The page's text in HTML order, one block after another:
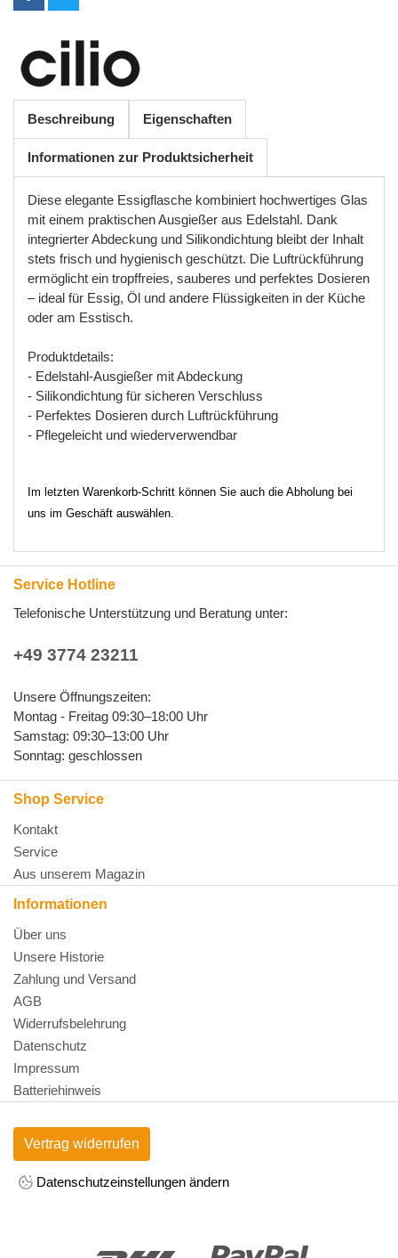
Beschreibung Eigenschaften
Informationen zur Produktsicherheit
Diese elegante Essigflasche kombiniert hochwertiges Glas
mit einem praktischen Ausgießer aus Edelstahl. Dank
integrierter Abdeckung und Silikondichtung bleibt der Inhalt
stets frisch und hygienisch geschützt. Die Luftrückführung
ermöglicht ein tropffreies, sauberes und perfektes Dosieren
– ideal für Essig, Öl und andere Flüssigkeiten in der Küche
oder am Esstisch.
Produktdetails:
- Edelstahl-Ausgießer mitAbdeckung
- Silikondichtung für sicheren Verschluss
- Perfektes Dosieren durch Luftrückführung
- Pflegeleicht und wiederverwendbar
Im letzten Warenkorb-Schritt können Sie auch die Abholung bei
uns im Geschäft auswählen.
Service Hotline
Telefonische Unterstützung und Beratung unter:
+49 3774 23211
Unsere Öffnungszeiten:
Montag - Freitag 09:30–18:00 Uhr
Samstag: 09:30–13:00 Uhr
Sonntag: geschlossen
Shop Service
Kontakt
Service
Aus unserem Magazin
Informationen
Über uns
Unsere Historie
Zahlung und Versand
AGB
Widerrufsbelehrung
Datenschutz
Impressum
Batteriehinweis
Vertrag widerrufen
Datenschutzeinstellungen ändern